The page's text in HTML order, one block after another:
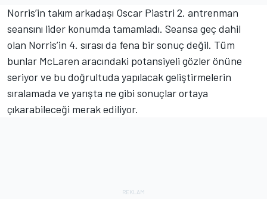
Norris’in takım arkadaşı Oscar Piastri 2. antrenman
seansını lider konumda tamamladı. Seansa geç dahil
olan Norris’in 4. sırası da fena bir sonuç değil. Tüm
bunlar McLaren aracındaki potansiyeli gözler önüne
seriyor ve bu doğrultuda yapılacak geliştirmelerin
sıralamada ve yarışta ne gibi sonuçlar ortaya
çıkarabileceği merak ediliyor.